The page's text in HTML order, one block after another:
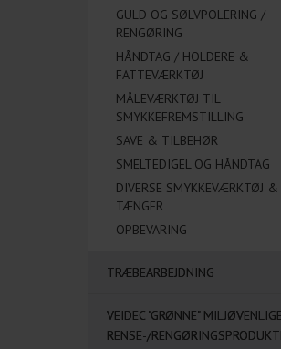
GULD OG SØLVPOLERING /
RENGØRING
HÅNDTAG / HOLDERE &
FATTEVÆRKTØJ
MÅLEVÆRKTØJ TIL
SMYKKEFREMSTILLING
SAVE & TILBEHØR
SMELTEDIGEL OG HÅNDTAG
DIVERSE SMYKKEVÆRKTØJ &
TÆNGER
OPBEVARING
TRÆBEARBEJDNING
VEIDEC "GRØNNE" MILJØVENLIGE
RENSE-/